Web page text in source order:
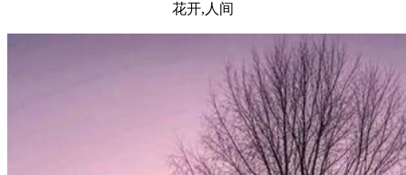
花开,人间